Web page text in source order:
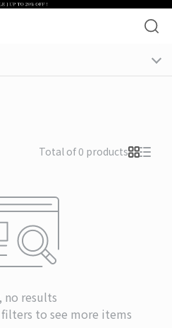
Total of 0 products
no results
to see more items